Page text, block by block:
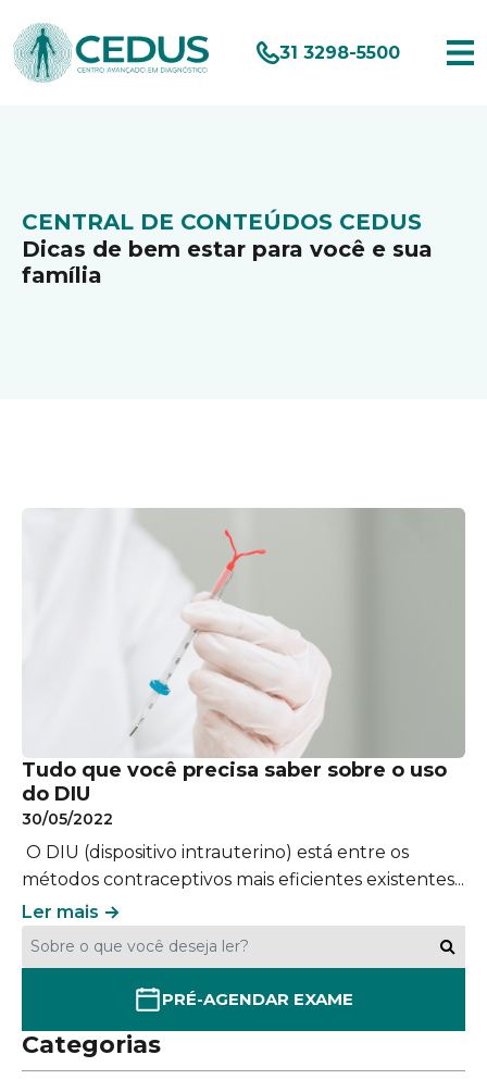
31 3298-5500
CENTRAL DE CONTEÚDOS CEDUS
Dicas de bem estar para você e sua
família
Tudo que você precisa saber sobre o uso
do DIU
30/05/2022
O DIU (dispositivo intrauterino) está entre os
métodos contraceptivos mais eficientes existentes...
Ler mais
PRÉ-AGENDAR EXAME
Categorias